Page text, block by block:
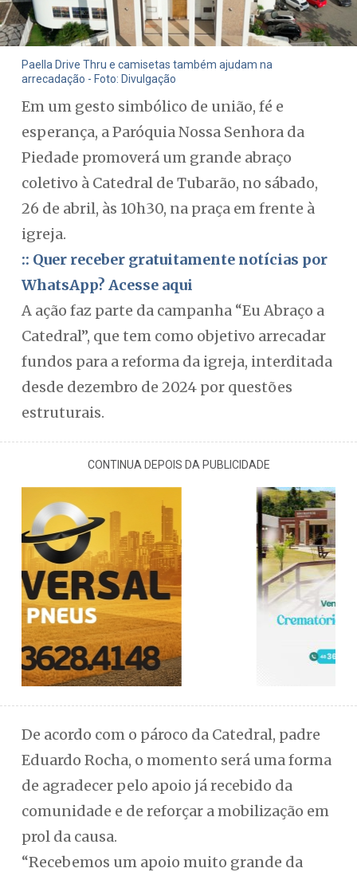
Paella Drive Thru e camisetas também ajudam na
arrecadação - Foto: Divulgação
Em um gesto simbólico de união, fé e
esperança, a Paróquia Nossa Senhora da
Piedade promoverá um grande abraço
coletivo à Catedral de Tubarão, no sábado,
26 de abril, às 10h30, na praça em frente à
igreja.
:: Quer receber gratuitamente notícias por
WhatsApp? Acesse aqui
A ação faz parte da campanha “Eu Abraço a
Catedral”, que tem como objetivo arrecadar
fundos para a reforma da igreja, interditada
desde dezembro de 2024 por questões
estruturais.
CONTINUA DEPOIS DA PUBLICIDADE
De acordo com o pároco da Catedral, padre
Eduardo Rocha, o momento será uma forma
de agradecer pelo apoio já recebido da
comunidade e de reforçar a mobilização em
prol da causa.
“Recebemos um apoio muito grande da